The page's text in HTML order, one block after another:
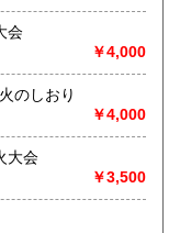
006-229 (担当・
ださい。
上いたします。古
す。
シ、郷土資料、地
力を入れておりま
ますので引越し増
会
￥4,000
のしおり
￥4,000
大会
￥3,500